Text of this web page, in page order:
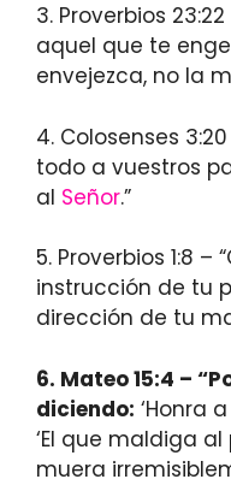
3. Proverbios
aquel que te
envejezca, no la
4. Colosenses
todo a vuestros
al Señor.”
5. Proverbios 1:8 –
instrucción de tu
dirección de tu
6. Mateo 15:4 –
diciendo: ‘Honra
‘El que maldiga
muera